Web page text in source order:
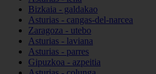
Bizkaia - galdakao
Asturias - cangas-del-narcea
Zaragoza - utebo
Asturias - laviana
Asturias - parres
Gipuzkoa - azpeitia